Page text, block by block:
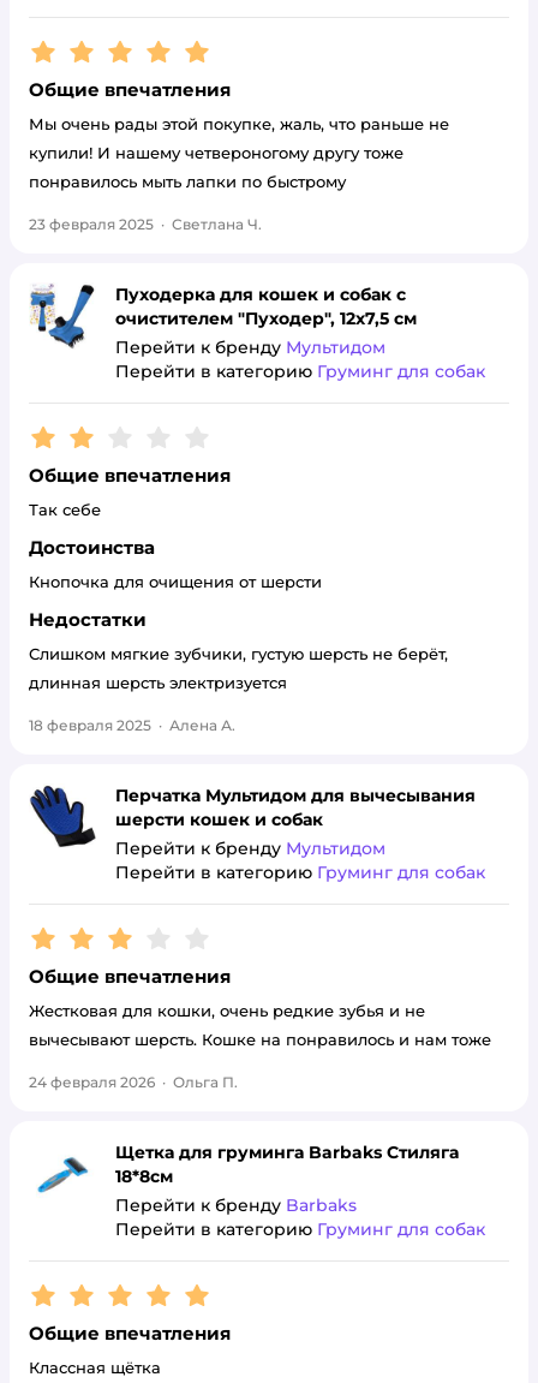
Рейтинг:5
Общие впечатления
Мы очень рады этой покупке, жаль, что раньше не
купили! И нашему четвероногому другу тоже
понравилось мыть лапки по быстрому
23 февраля 2025 · Светлана Ч.
Пуходерка для кошек и собак с
очистителем "Пуходер", 12х7,5 см
Перейти к бренду Мультидом
Перейти в категорию Груминг для собак
Рейтинг:2
Общие впечатления
Так себе
Достоинства
Кнопочка для очищения от шерсти
Недостатки
Слишком мягкие зубчики, густую шерсть не берёт,
длинная шерсть электризуется
18 февраля 2025 · Алена А.
Перчатка Мультидом для вычесывания
шерсти кошек и собак
Перейти к бренду Мультидом
Перейти в категорию Груминг для собак
Рейтинг:3
Общие впечатления
Жестковая для кошки, очень редкие зубья и не
вычесывают шерсть. Кошке на понравилось и нам тоже
24 февраля 2026 · Ольга П.
Щетка для груминга Barbaks Стиляга
18*8см
Перейти к бренду Barbaks
Перейти в категорию Груминг для собак
Рейтинг:5
Общие впечатления
Классная щётка